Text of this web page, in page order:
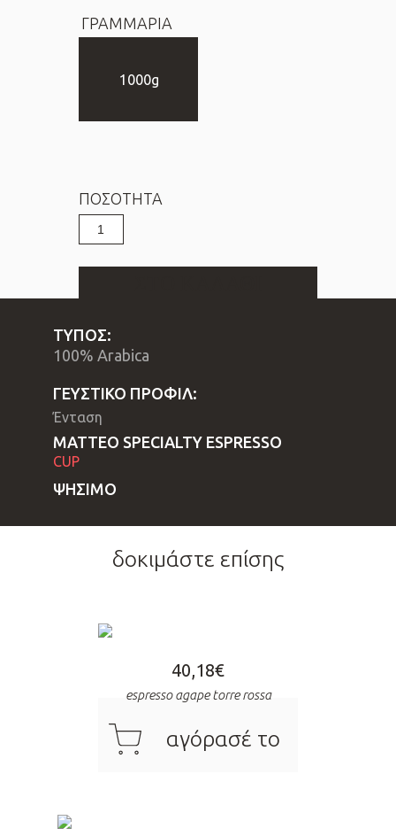
ΓΡΑΜΜΑΡΙΑ
1000g
ΠΟΣΟΤΗΤΑ
Espresso
CUP
ΤΥΠΟΣ:
100% Arabica
ΓΕΥΣΤΙΚΟ ΠΡΟΦΙΛ:
Ένταση
ΜΑΤΤΕΟ SPECIALTY ESPRESSO
CUP
ΨΗΣΙΜΟ
δοκιμάστε επίσης
40,18€
espresso agape torre rossa
cart αγόρασέ το